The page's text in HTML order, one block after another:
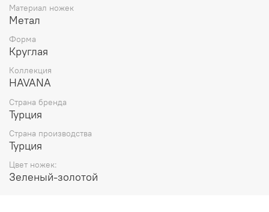
Материал ножек
Метал
Форма
Круглая
Коллекция
HAVANA
Страна бренда
Турция
Страна производства
Турция
Цвет ножек:
Зеленый-золотой